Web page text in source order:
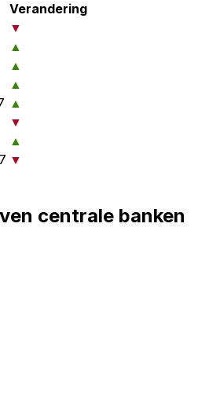
Verandering
▼
▲
▲
▲
▲
▼
▲
▼
centrale banken